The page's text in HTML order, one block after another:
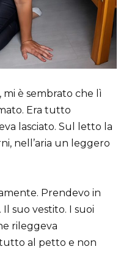
è sembrato che lì
Era tutto
lasciato. Sul letto la
nell’aria un leggero
Prendevo in
suo vestito. I suoi
rileggeva
al petto e non